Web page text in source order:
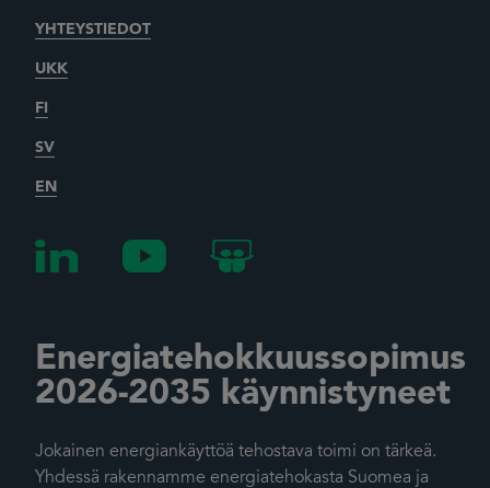
YHTEYSTIEDOT
UKK
FI
SV
EN
Energiatehokkuussopimus
2026-2035 käynnistyneet
Jokainen energiankäyttöä tehostava toimi on tärkeä.
Yhdessä rakennamme energiatehokasta Suomea ja